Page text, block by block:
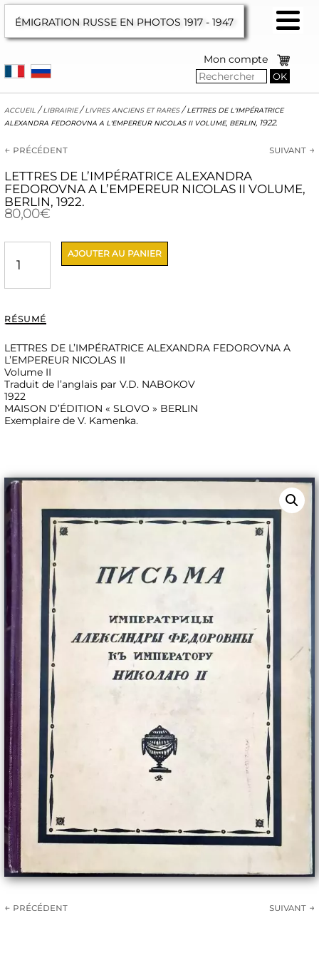
ÉMIGRATION RUSSE EN PHOTOS1917 - 1947
Mon compte
OK
accueil/librairie/livres anciens et rares/lettres de l’impératrice
alexandra fedorovna a l’empereur nicolas ii volume, berlin, 1922.
← précédent suivant →
LETTRES DE L’IMPÉRATRICE ALEXANDRA
FEDOROVNA A L’EMPEREUR NICOLAS II VOLUME,
BERLIN, 1922.
80,00€
LETTRES
FEDOROVNA
L'EMPEREUR
NICOLAS
II
Volume,
BERLIN,
1922.
AJOUTER AU PANIER
RÉSUMÉ
LETTRES DE L’IMPÉRATRICE ALEXANDRA FEDOROVNA A
L’EMPEREUR NICOLAS II
Volume II
Traduit de l’anglais par V.D. NABOKOV
1922
MAISON D’ÉDITION « SLOVO » BERLIN
Exemplaire de V. Kamenka.
← précédent suivant →